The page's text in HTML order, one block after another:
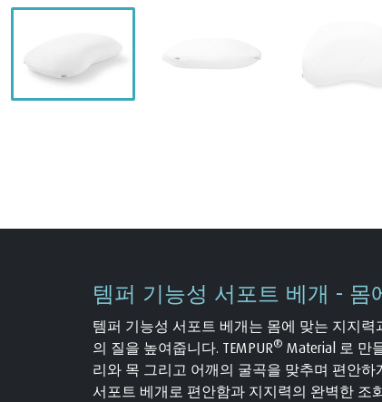
템퍼 기능성 서포트 베개 - 몸
템퍼 기능성 서포트 베개는 몸에 맞는 지지
의 질을 높여줍니다. TEMPUR® Material 로 만
리와 목 그리고 어깨의 굴곡을 맞추며 편안
서포트 베개로 편안함과 지지력의 완벽한 조